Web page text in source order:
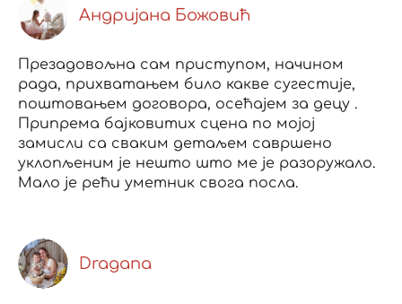
Андријана Божовић
Презадовољна сам приступом, начином
рада, прихватањем било какве сугестије,
поштовањем договора, осећајем за децу .
Припрема бајковитих сцена по мојој
замисли са сваким детаљем савршено
уклопљеним је нешто што ме је разоружало.
Мало је рећи уметник свога посла.
Dragana